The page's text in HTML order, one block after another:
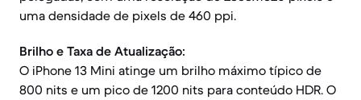
uma densidade de pixels de 460 ppi.
Brilho e Taxa de Atualização:
O iPhone 13 Mini atinge um brilho máximo típico de
800 nits e um pico de 1200 nits para conteúdo HDR. O